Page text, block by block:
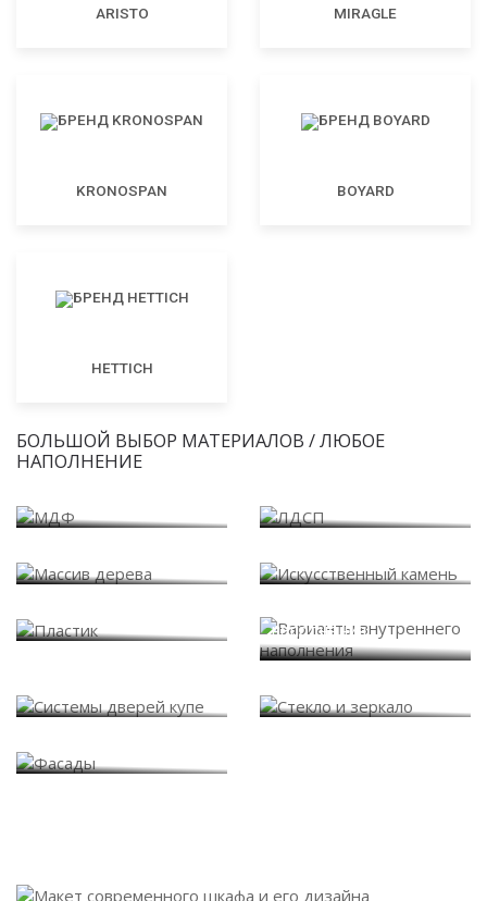
ARISTO MIRAGLE
KRONOSPAN BOYARD
HETTICH
БОЛЬШОЙ ВЫБОР МАТЕРИАЛОВ / ЛЮБОЕ
НАПОЛНЕНИЕ
наполнения